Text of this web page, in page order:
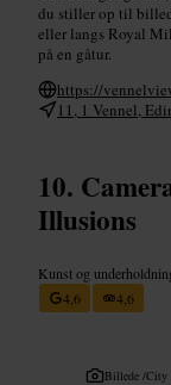
du stiller op til
eller langs Royal
på en gåtur.
https://
11, 1 Vennel,
Illusions
Kunst og
4,6
4,6
Billede /City